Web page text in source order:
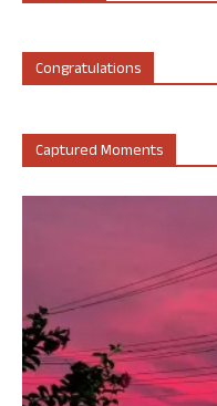
Congratulations
Captured Moments